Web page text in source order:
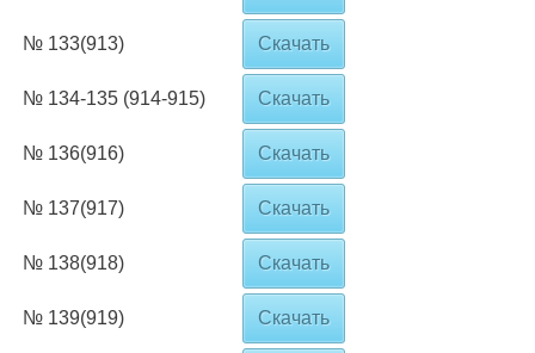
№ 133(913) Скачать
№ 134-135 (914-915) Скачать
№ 136(916) Скачать
№ 137(917) Скачать
№ 138(918) Скачать
№ 139(919) Скачать